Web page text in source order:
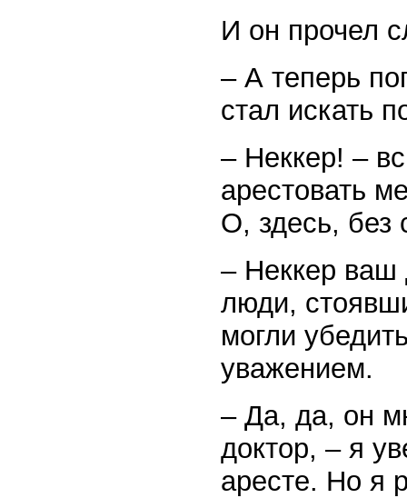
И он прочел
– А теперь
стал искать
– Неккер! –
арестовать
О, здесь, без
– Неккер ваш
люди,
могли
уважением.
– Да, да, он
доктор, – я
аресте. Но я